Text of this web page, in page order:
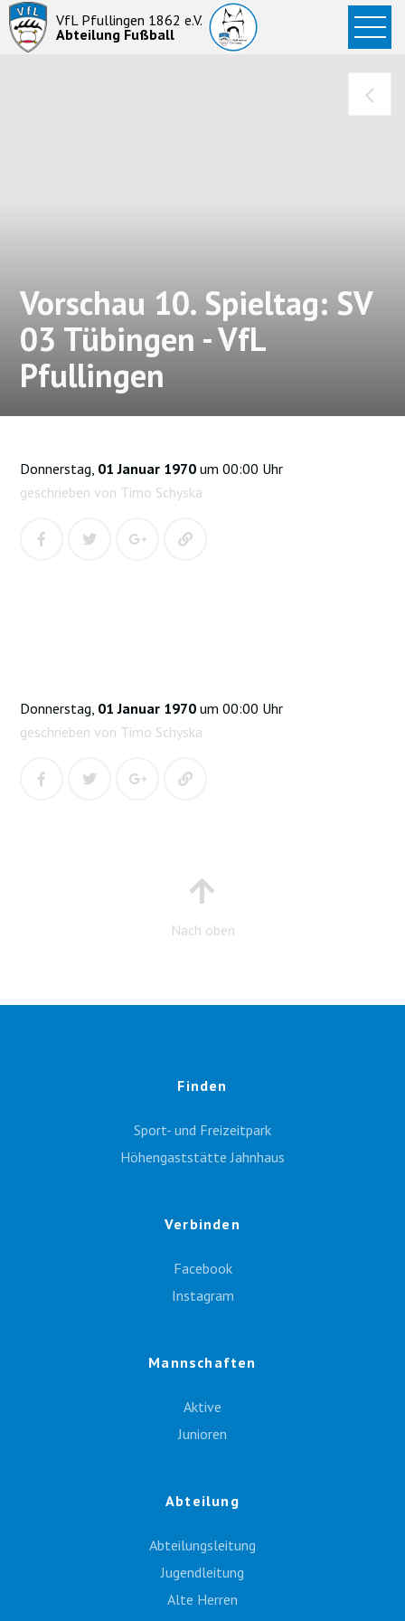
VfL Pfullingen 1862 e.V.
Abteilung Fußball
Startseite
News
Vorschau 10. Spieltag: SV
03 Tübingen - VfL
Pfullingen
Donnerstag, 01 Januar 1970 um 00:00 Uhr
geschrieben von Timo Schyska
Donnerstag, 01 Januar 1970 um 00:00 Uhr
geschrieben von Timo Schyska
Nach oben
Finden
Sport- und Freizeitpark
Höhengaststätte Jahnhaus
Verbinden
Facebook
Instagram
Mannschaften
Aktive
Junioren
Abteilung
Abteilungsleitung
Jugendleitung
Alte Herren